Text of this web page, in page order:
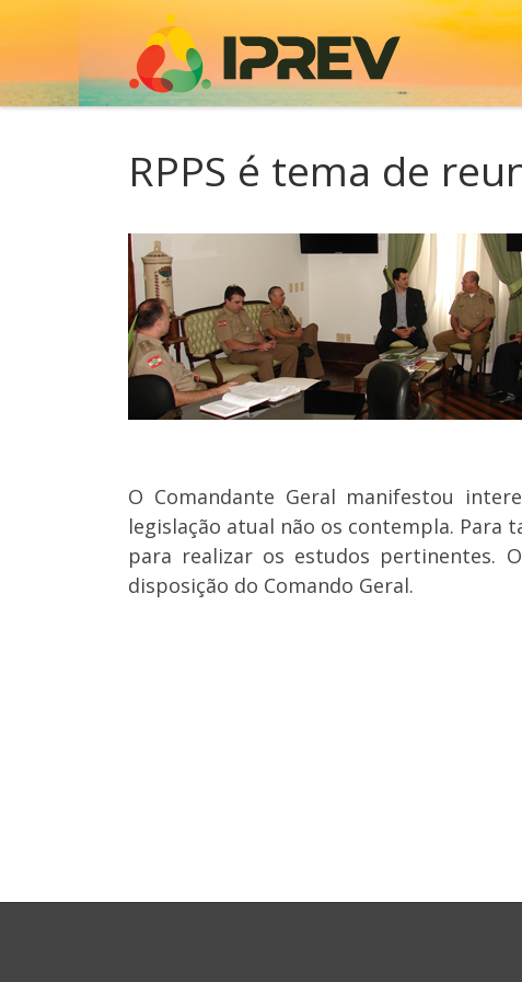
Skip to content
RPPS é tema de
O Comandante Geral manifestou
legislação atual não os contempla. Para
para realizar os estudos pertinentes.
disposição do Comando Geral.